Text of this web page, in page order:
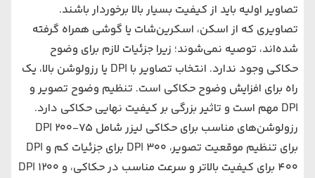
تصاویر اولیه باید از کیفیت بسیار بالا برخوردار باشند.
تصاویری که از اسکن، اسکرین‌شات یا گوشی همراه گرفته
شده‌اند، توصیه نمی‌شوند؛ زیرا جزئیات لازم برای وضوح
حکاکی وجود ندارد. انتخاب تصاویر با DPI یا رزولوشن بالا، یک
راه برای افزایش وضوح حکاکی است. تنظیم وضوح تصویر و
DPI مهم است و تاثیر بزرگی بر کیفیت نهایی حکاکی دارد.
رزولوشن‌های مناسب برای حکاکی لیزر شامل DPI 200-75
برای تنظیم موقعیت تصویر، DPI 300 برای جزئیات کم و DPI
400 برای کیفیت بالاتر و سرعت مناسب در حکاکی، و DPI 1200